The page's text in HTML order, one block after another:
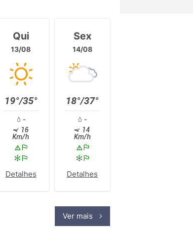
Qui
13/08
19°/35°
-
16
Km/h
Detalhes
Sex
14/08
18°/37°
-
14
Km/h
Detalhes
Ver mais